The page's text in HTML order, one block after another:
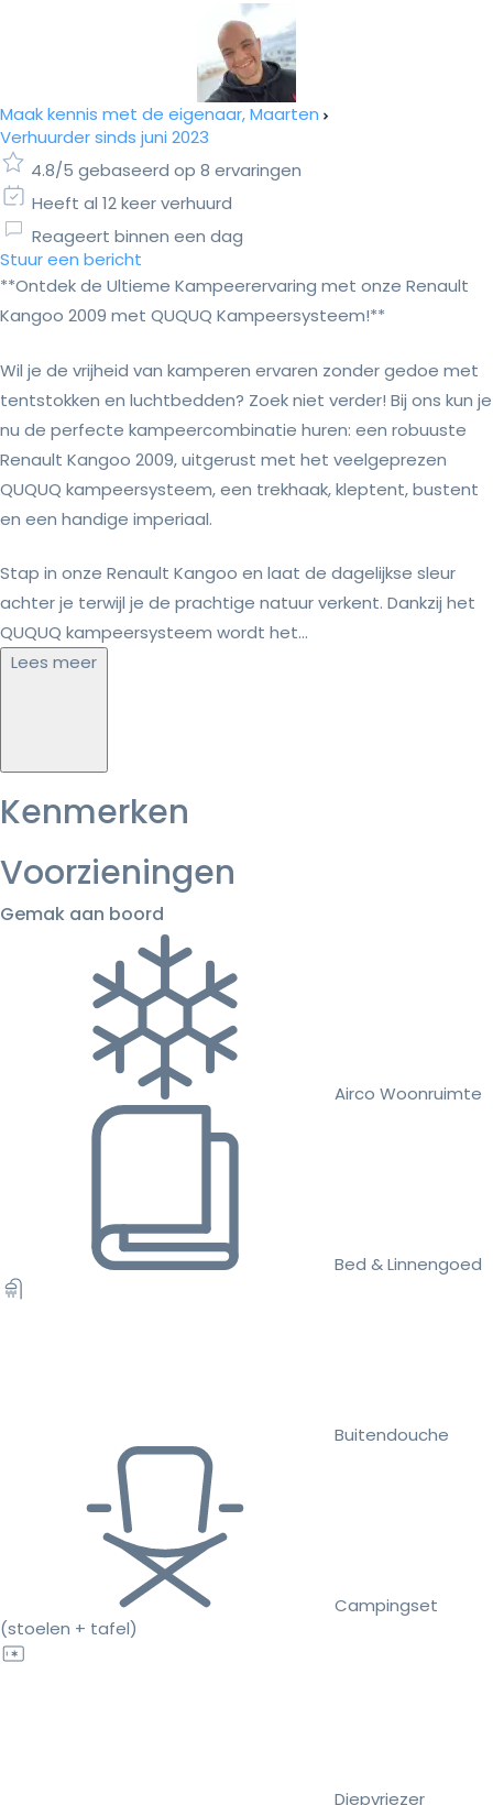
Maak kennis met de eigenaar, Maarten
Verhuurder sinds juni 2023
4.8/5 gebaseerd op 8 ervaringen
Heeft al 12 keer verhuurd
Reageert binnen een dag
Stuur een bericht
**Ontdek de Ultieme Kampeerervaring met onze Renault
Kangoo 2009 met QUQUQ Kampeersysteem!**
Wil je de vrijheid van kamperen ervaren zonder gedoe met
tentstokken en luchtbedden? Zoek niet verder! Bij ons kun je
nu de perfecte kampeercombinatie huren: een robuuste
Renault Kangoo 2009, uitgerust met het veelgeprezen
QUQUQ kampeersysteem, een trekhaak, kleptent, bustent
en een handige imperiaal.
Stap in onze Renault Kangoo en laat de dagelijkse sleur
achter je terwijl je de prachtige natuur verkent. Dankzij het
QUQUQ kampeersysteem wordt het...
Lees meer
Kenmerken
Voorzieningen
Gemak aan boord
Airco Woonruimte
Bed & Linnengoed
Buitendouche
Campingset
(stoelen + tafel)
Diepvriezer